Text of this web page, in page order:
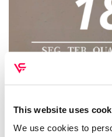
This website uses
We use cookies to